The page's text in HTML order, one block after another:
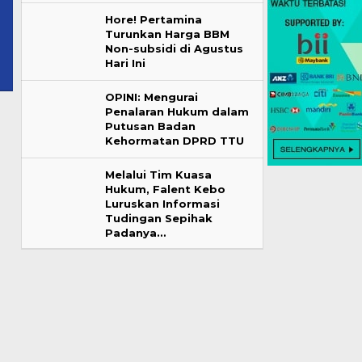
Hore! Pertamina
Turunkan Harga BBM
Non-subsidi di Agustus
Hari Ini
OPINI: Mengurai
Penalaran Hukum dalam
Putusan Badan
Kehormatan DPRD TTU
Melalui Tim Kuasa
Hukum, Falent Kebo
Luruskan Informasi
Tudingan Sepihak
Padanya…